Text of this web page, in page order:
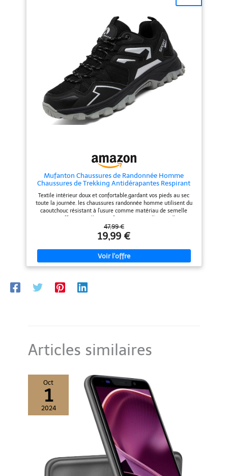
Mufanton Chaussures de Randonnée Homme
Chaussures de Trekking Antidérapantes Respirant
Textile intérieur doux et confortable,gardant vos pieds au sec
toute la journée. les chaussures randonnée homme utilisent du
caoutchouc résistant à l'usure comme matériau de semelle
extérieure, offrent excellent confort et une excellente adhérence,
Le motif unique sur la semelle a une grande distance pour éviter
les embouteillages. Une semelle intercalaire MD flexible
absorbe les chocs à chaque pas. De plus, la semelle intérieure
flexible offre un soutien et un amorti pour toutes les aventures
en plein air. L'embout de protection en caoutchouc garantit une
protection optimale sur les rochers et les pierres. la chaussure
performances de premier ordre et un confort maximal sur tous
vos chemins.Ils conviennent à la randonnée, au camping, à
47,99 €
19,99 €
Articles similaires
Oct
1
2024